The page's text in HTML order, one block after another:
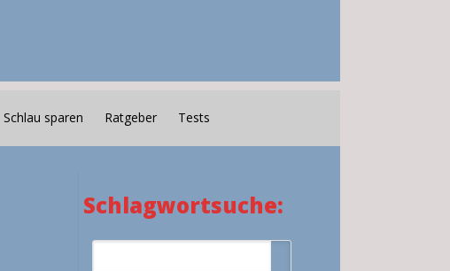
Schlau sparen Ratgeber Tests
Schlagwortsuche: